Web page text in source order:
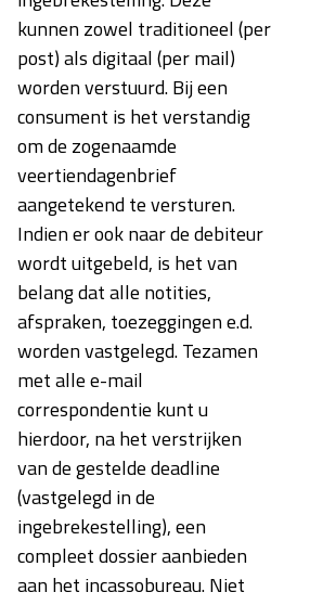
kunnen zowel traditioneel (per
post) als digitaal (per mail)
worden verstuurd. Bij een
consument is het verstandig
om de zogenaamde
veertiendagenbrief
aangetekend te versturen.
Indien er ook naar de debiteur
wordt uitgebeld, is het van
belang dat alle notities,
afspraken, toezeggingen e.d.
worden vastgelegd. Tezamen
met alle e-mail
correspondentie kunt u
hierdoor, na het verstrijken
van de gestelde deadline
(vastgelegd in de
ingebrekestelling), een
compleet dossier aanbieden
aan het incassobureau. Niet